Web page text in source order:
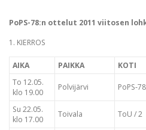
PoPS-78:n ottelut 2011 viitosen
1. KIERROS
AIKA PAIKKA KOTI
To 12.05.
klo 19.00
Polvijärvi PoPS-78
Su 22.05.
klo 17.00
Toivala ToU / 2